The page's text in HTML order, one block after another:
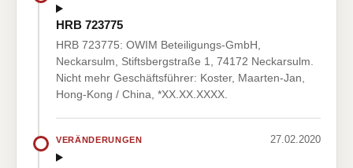
HRB 723775
HRB 723775: OWIM Beteiligungs-GmbH,
Neckarsulm, Stiftsbergstraße 1, 74172 Neckarsulm.
Nicht mehr Geschäftsführer: Koster, Maarten-Jan,
Hong-Kong / China, *XX.XX.XXXX.
VERÄNDERUNGEN 27.02.2020